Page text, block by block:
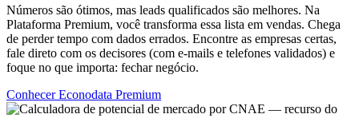
Números são ótimos, mas leads qualificados são melhores. Na
Plataforma Premium, você transforma essa lista em vendas. Chega
de perder tempo com dados errados. Encontre as empresas certas,
fale direto com os decisores (com e-mails e telefones validados) e
foque no que importa: fechar negócio.
Conhecer Econodata Premium